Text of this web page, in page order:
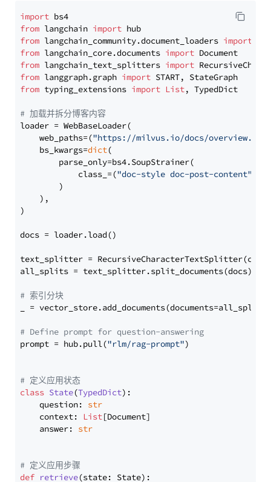
import
from langchain import
from langchain_community.document_loaders import
from langchain_core.documents import
from langchain_text_splitters import
from langgraph.graph import
from typing_extensions import List, TypedDict
# 加载并拆分博客内容
loader = WebBaseLoader(
    web_paths=(
"https://milvus.io/docs/overview.md"
    bs_kwargs=
dict(
        parse_only=bs4.SoupStrainer(
            class_=(
"doc-style doc-post-content"
        )
    ),
)
docs = loader.load()
text_splitter =
all_splits = text_splitter.split_documents(docs)
# 索引分块
_ = vector_store.add_documents(documents=all_splits)
# Define prompt for question-answering
prompt = hub.pull("rlm/rag-prompt")
# 定义应用状态
class State(TypedDict):
    question:
str
    context:
List[Document]
    answer:
str
# 定义应用步骤
def retrieve(state: State):